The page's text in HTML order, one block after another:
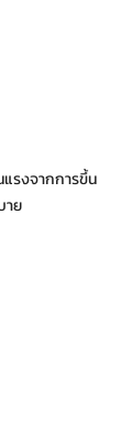
รงจากการขึ้น
าย